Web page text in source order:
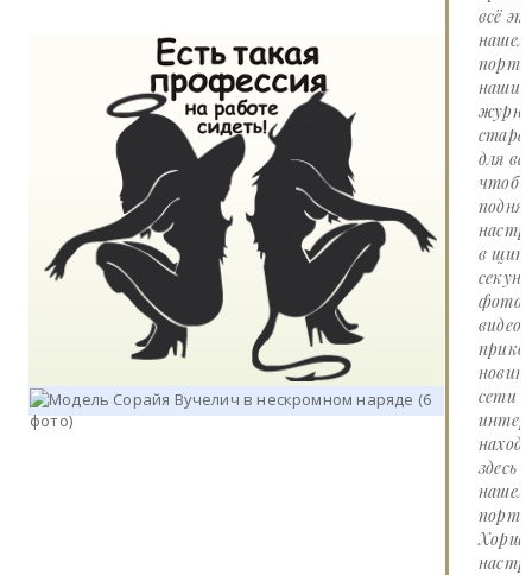
всё
нашем
наши
для
чтоб
в
фото
видео
сети
здесь
нашем